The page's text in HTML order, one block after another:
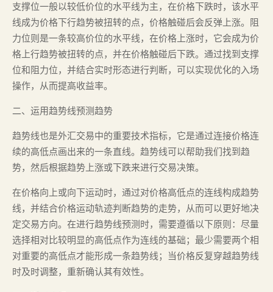
支撑位一般以较低价位的水平线为主，在价格下跌时，该水平
线成为价格下行趋势被扭转的点，价格触碰后会反弹上涨。阻
力位则是一条较高价位的水平线，在价格上涨时，它会成为价
格上行趋势被扭转的点，并在价格触碰后下跌。通过找到支撑
位和阻力位，并结合实时形态进行判断，可以实现优化的入场
操作，从而提高收益率。
二、运用趋势线预测趋势
趋势线也是外汇交易中的重要技术指标，它是通过连接价格连
续的高低点画出来的一条直线。趋势线可以帮助我们找到趋
势，然后根据趋势上涨或下跌来进行交易决策。
在价格向上或向下运动时，通过对价格高低点的连线构成趋势
线，并结合价格运动轨迹判断趋势的走势，从而可以更好地决
定交易方向。在进行趋势线预测时，需要遵循以下原则：尽量
选择相对比较明显的高低点作为连线的基础；最少需要两个相
对重要的高低点才能形成一条趋势线；当价格反复穿越趋势线
时及时调整，重新确认其有效性。